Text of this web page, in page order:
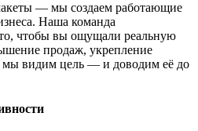
— мы создаем работающие
Наша команда
чтобы вы ощущали реальную
продаж, укрепление
видим цель — и доводим её до